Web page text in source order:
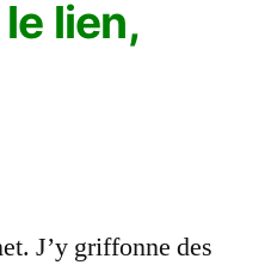
lien,
J’y griffonne des